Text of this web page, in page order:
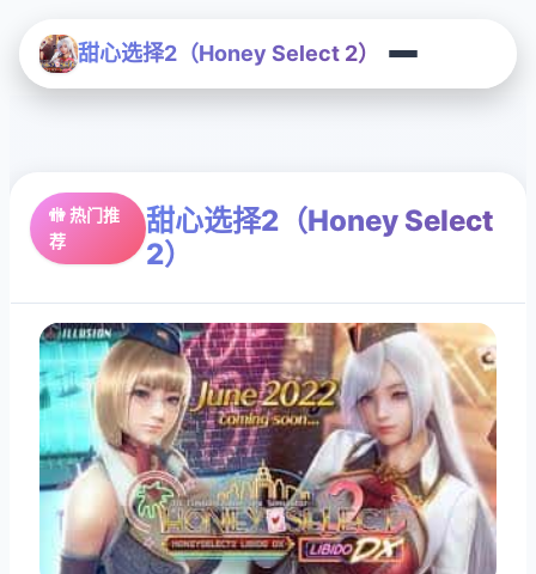
甜心选择2（Honey Select 2）
🚻 热门推
荐
甜心选择2（Honey Select
2）